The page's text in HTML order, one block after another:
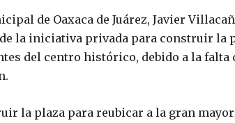
de Oaxaca de Juárez, Javier
la iniciativa privada para construir la
del centro histórico, debido a la falta
la plaza para reubicar a la gran